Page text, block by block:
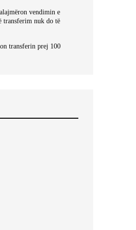
vendimin e
transferim nuk do të
transferin prej 100